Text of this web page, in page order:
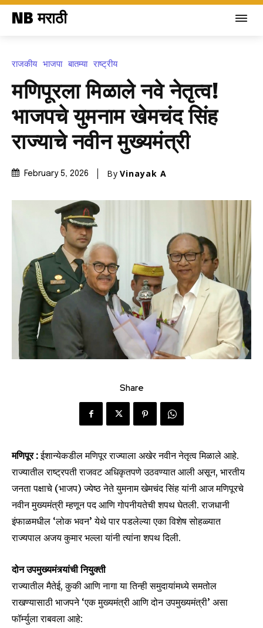
NB मराठी
राजकीय भाजपा बातम्या राष्ट्रीय
मणिपूरला मिळाले नवे नेतृत्व!
भाजपचे युमनाम खेमचंद सिंह
राज्याचे नवीन मुख्यमंत्री
February 5, 2026 By Vinayak A
Share
मणिपूर :ईशान्येकडील मणिपूर राज्याला अखेर नवीन नेतृत्व मिळाले आहे.
राज्यातील राष्ट्रपती राजवट अधिकृतपणे उठवण्यात आली असून, भारतीय
जनता पक्षाचे (भाजप) ज्येष्ठ नेते युमनाम खेमचंद सिंह यांनी आज मणिपूरचे
नवीन मुख्यमंत्री म्हणून पद आणि गोपनीयतेची शपथ घेतली. राजधानी
इंफाळमधील ‘लोक भवन’ येथे पार पडलेल्या एका विशेष सोहळ्यात
राज्यपाल अजय कुमार भल्ला यांनी त्यांना शपथ दिली.
दोन उपमुख्यमंत्र्यांची नियुक्ती
राज्यातील मैतेई, कुकी आणि नागा या तिन्ही समुदायांमध्ये समतोल
राखण्यासाठी भाजपने ‘एक मुख्यमंत्री आणि दोन उपमुख्यमंत्री’ असा
फॉर्म्युला राबवला आहे: